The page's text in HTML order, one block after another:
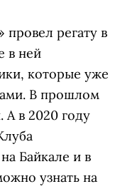
регату в
в ней
которые уже
В прошлом
А в 2020 году
Байкале и в
узнать на